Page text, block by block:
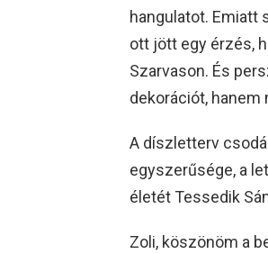
hangulatot. Emiatt
ott jött egy érzés,
Szarvason. És
dekorációt, hanem
A díszletterv
egyszerűsége, a
életét Tessedik
Zoli, köszönöm a